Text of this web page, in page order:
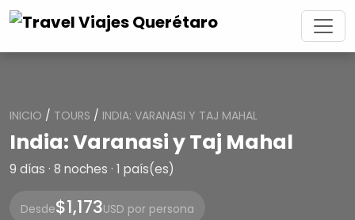
INICIO / TOURS / INDIA: VARANASI Y TAJ MAHAL
India: Varanasi y Taj Mahal
9 días · 8 noches · 1 país(es)
Desde$1,173USD por persona